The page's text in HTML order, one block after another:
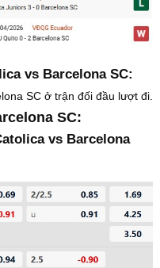
vs Barcelona SC:
SC ở trận đối đầu lượt đi.
SC:
vs Barcelona